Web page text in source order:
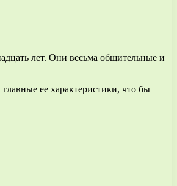
лет. Они весьма общительные и
ее характеристики, что бы